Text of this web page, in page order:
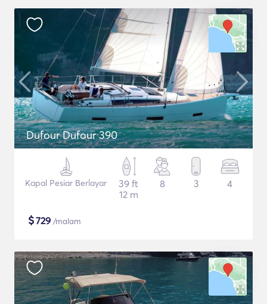
Dufour Dufour 390
Kapal Pesiar Berlayar
39 ft
12 m
8 3 4
$729 /malam